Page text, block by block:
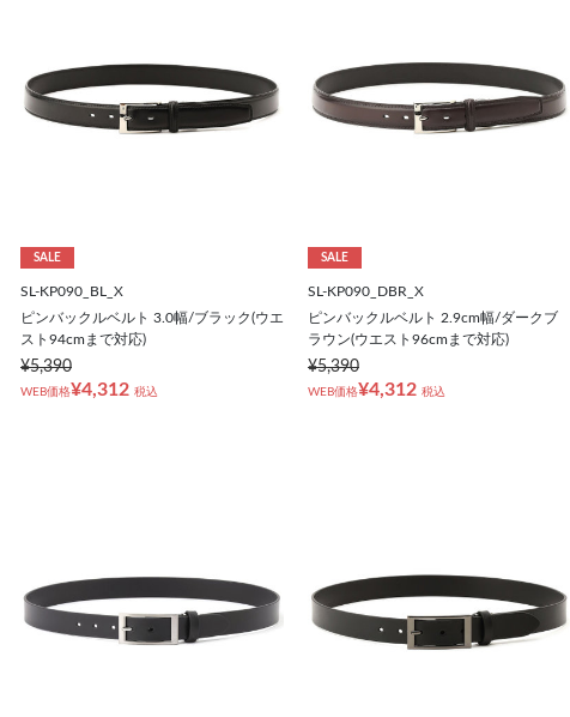
SALE
SL-KP090_BL_X
ピンバックルベルト 3.0幅/ブラック(ウエ
スト94cmまで対応)
¥5,390
WEB価格¥4,312 税込
SALE
SL-KP090_DBR_X
ピンバックルベルト 2.9cm幅/ダークブ
ラウン(ウエスト96cmまで対応)
¥5,390
WEB価格¥4,312 税込